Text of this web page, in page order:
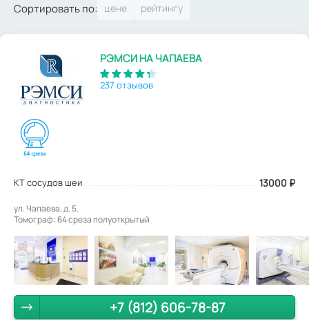
Сортировать по:
РЭМСИ НА ЧАПАЕВА
237 отзывов
КТ сосудов шеи 13000 ₽
ул. Чапаева, д. 5.
Томограф: 64 среза полуоткрытый
+7 (812) 606-78-87